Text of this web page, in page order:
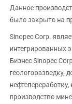
Данное
было закрыто на
Sinopec Corp.
интегрированных
Бизнес Sinopec
геологоразведку,
производство